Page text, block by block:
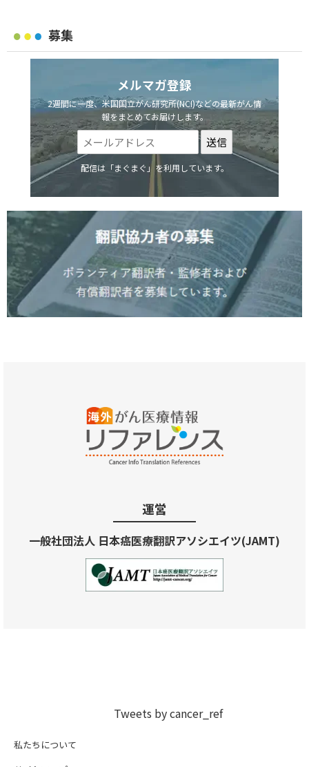
募集
メルマガ登録
2週間に一度、米国国立がん研究所(NCI)などの最新がん情
報をまとめてお届けします。
配信は「まぐまぐ」を利用しています。
運営
一般社団法人 日本癌医療翻訳アソシエイツ(JAMT)
Tweets by cancer_ref
私たちについて